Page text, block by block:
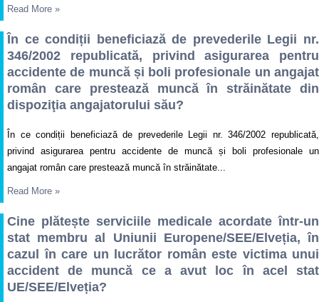
Read More »
În ce condiții beneficiază de prevederile Legii nr.
346/2002 republicată, privind asigurarea pentru
accidente de muncă și boli profesionale un angajat
român care prestează muncă în străinătate din
dispoziţia angajatorului său?
În ce condiții beneficiază de prevederile Legii nr. 346/2002 republicată,
privind asigurarea pentru accidente de muncă și boli profesionale un
angajat român care prestează muncă în străinătate...
Read More »
Cine plătește serviciile medicale acordate într-un
stat membru al Uniunii Europene/SEE/Elveția, în
cazul în care un lucrător român este victima unui
accident de muncă ce a avut loc în acel stat
UE/SEE/Elveția?